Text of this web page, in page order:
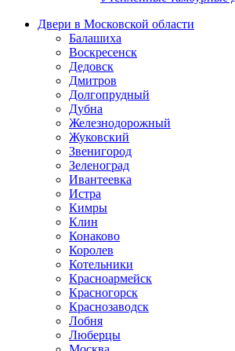
Двери в Московской области
Балашиха
Воскресенск
Дедовск
Дмитров
Долгопрудный
Дубна
Железнодорожный
Жуковский
Звенигород
Зеленоград
Ивантеевка
Истра
Кимры
Клин
Конаково
Королев
Котельники
Красноармейск
Красногорск
Краснозаводск
Лобня
Люберцы